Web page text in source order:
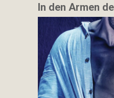
In den Armen